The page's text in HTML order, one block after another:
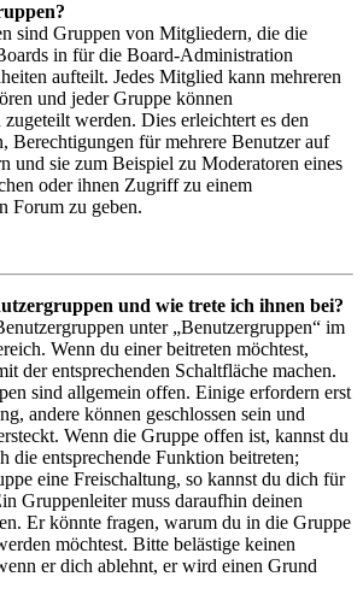
sind Gruppen von Mitgliedern, die die
in für die Board-Administration
aufteilt. Jedes Mitglied kann mehreren
und jeder Gruppe können
werden. Dies erleichtert es den
Berechtigungen für mehrere Benutzer auf
und sie zum Beispiel zu Moderatoren eines
oder ihnen Zugriff zu einem
Forum zu geben.
und wie trete ich ihnen bei?
unter „Benutzergruppen“ im
Wenn du einer beitreten möchtest,
der entsprechenden Schaltfläche machen.
sind allgemein offen. Einige erfordern erst
andere können geschlossen sein und
Wenn die Gruppe offen ist, kannst du
die entsprechende Funktion beitreten;
eine Freischaltung, so kannst du dich für
Gruppenleiter muss daraufhin deinen
Er könnte fragen, warum du in die Gruppe
möchtest. Bitte belästige keinen
er dich ablehnt, er wird einen Grund